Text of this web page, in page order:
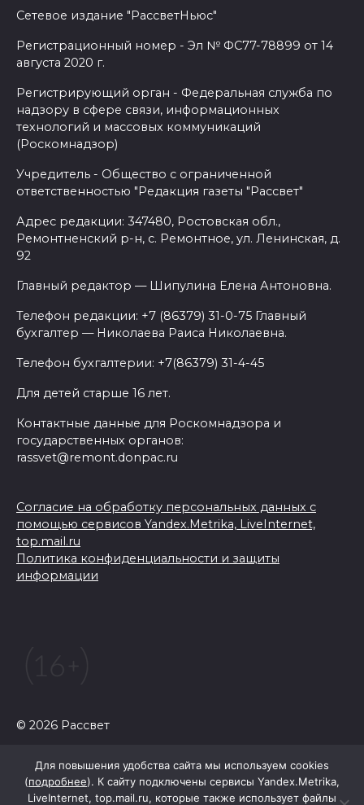
Сетевое издание "РассветНьюс"
Регистрационный номер - Эл № ФС77-78899 от 14
августа 2020 г.
Регистрирующий орган - Федеральная служба по
надзору в сфере связи, информационных
технологий и массовых коммуникаций
(Роскомнадзор)
Учредитель - Общество с ограниченной
ответственностью "Редакция газеты "Рассвет"
Адрес редакции: 347480, Ростовская обл.,
Ремонтненский р-н, с. Ремонтное, ул. Ленинская, д.
92
Главный редактор — Шипулина Елена Антоновна.
Телефон редакции: +7 (86379) 31-0-75 Главный
бухгалтер — Николаева Раиса Николаевна.
Телефон бухгалтерии: +7(86379) 31-4-45
Для детей старше 16 лет.
Контактные данные для Роскомнадзора и
государственных органов:
rassvet@remont.donpac.ru
Согласие на обработку персональных данных с
помощью сервисов Yandex.Metrika, LiveInternet,
top.mail.ru
Политика конфиденциальности и защиты
информации
© 2026 Рассвет
Для повышения удобства сайта мы используем cookies
(подробнее). К сайту подключены сервисы Yandex.Metrika,
LiveInternet, top.mail.ru, которые также использует файлы